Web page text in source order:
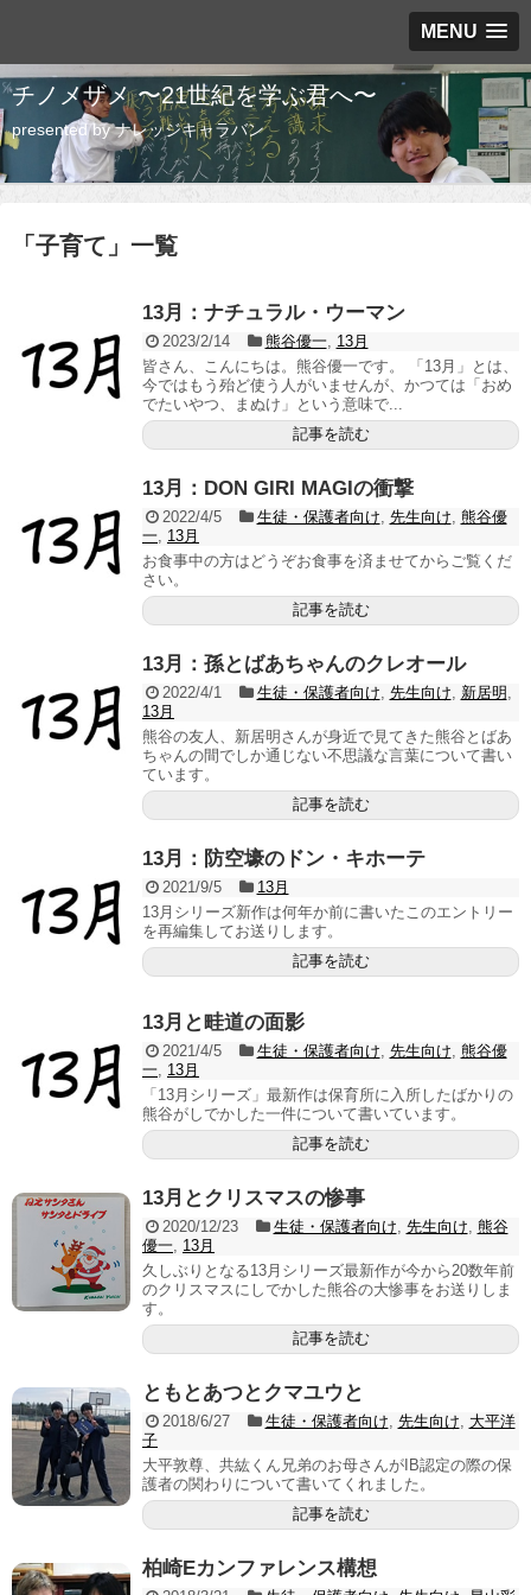
MENU
チノメザメ 〜21世紀を学ぶ君へ〜
presented by ナレッジキャラバン
「 子育て 」 一覧
13月：ナチュラル・ウーマン
2023/2/14 熊谷優一, 13月
皆さん、こんにちは。熊谷優一です。 「13月」とは、
今ではもう殆ど使う人がいませんが、かつては「おめ
でたいやつ、まぬけ」という意味で...
記事を読む
13月：DON GIRI MAGIの衝撃
2022/4/5 生徒・保護者向け 先生向け 熊谷優
一 13月
お食事中の方はどうぞお食事を済ませてからご覧くだ
さい。
記事を読む
13月：孫とばあちゃんのクレオール
2022/4/1 生徒・保護者向け 先生向け 新居明
13月
熊谷の友人、新居明さんが身近で見てきた熊谷とばあ
ちゃんの間でしか通じない不思議な言葉について書い
ています。
記事を読む
13月：防空壕のドン・キホーテ
2021/9/5
13月
13月シリーズ新作は何年か前に書いたこのエントリー
を再編集してお送りします。
記事を読む
13月と畦道の面影
2021/4/5 生徒・保護者向け 先生向け 熊谷優
一 13月
「13月シリーズ」最新作は保育所に入所したばかりの
熊谷がしでかした一件について書いています。
記事を読む
13月とクリスマスの惨事
2020/12/23 生徒・保護者向け 先生向け 熊谷
優一 13月
久しぶりとなる13月シリーズ最新作が今から20数年前
のクリスマスにしでかした熊谷の大惨事をお送りしま
す。
記事を読む
ともとあつとクマユウと
2018/6/27 生徒・保護者向け 先生向け
大平洋
子
大平敦尊、共紘くん兄弟のお母さんがIB認定の際の保
護者の関わりについて書いてくれました。
記事を読む
柏崎Eカンファレンス構想